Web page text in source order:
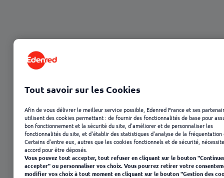
Sommaire
Tout savoir sur les Cookies
Afin de vous délivrer le meilleur service possible, Edenred France et ses
utilisent des cookies permettant : de fournir des fonctionnalités de base pour
bon fonctionnement et la sécurité du site, d'améliorer et de personnaliser les
fonctionnalités du site, et d'établir des statistiques d'analyse de la fréquentation
Certains d'entre eux, autres que les cookies fonctionnels et de sécurité,
accord pour être déposés.
Vous pouvez tout accepter, tout refuser en cliquant sur le bouton
accepter" ou personnaliser vos choix. Vous pourrez retirer votre
modifier vos choix à tout moment en cliquant sur le bouton "Gestion des